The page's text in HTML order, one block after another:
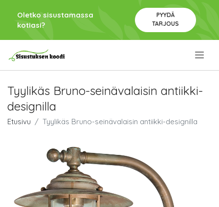
Oletko sisustamassa
kotiasi?
PYYDÄ
TARJOUS
Tyylikäs Bruno-seinävalaisin antiikki-
designilla
Etusivu Tyylikäs Bruno-seinävalaisin antiikki-designilla